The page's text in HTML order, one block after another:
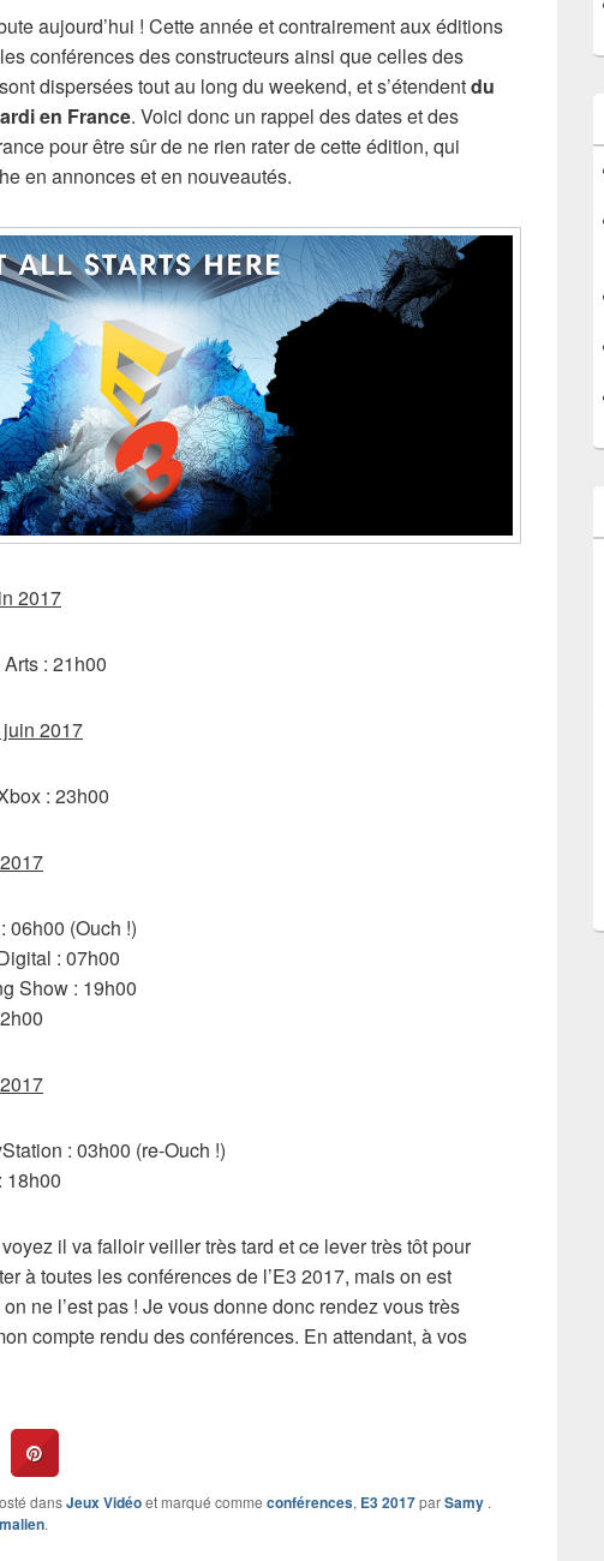
aujourd’hui ! Cette année et contrairement aux éditions
conférences des constructeurs ainsi que celles des
dispersées tout au long du weekend, et s’étendentdu
en France. Voici donc un rappel des dates et des
pour être sûr de ne rien rater de cette édition, qui
en annonces et en nouveautés.
2017
: 21h00
2017
: 23h00
06h00 (Ouch !)
: 07h00
Show : 19h00
: 03h00 (re-Ouch !)
18h00
il va falloir veiller très tard et ce lever très tôt pour
à toutes les conférences de l’E3 2017, mais on est
ne l’est pas ! Je vous donne donc rendez vous très
compte rendu des conférences. En attendant, à vos
dansJeux Vidéoet marqué comme conférences, E3 2017parSamy .
.